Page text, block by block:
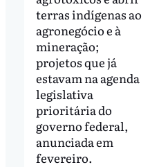
terras indígenas ao
agronegócio e à
mineração;
projetos que já
estavam na agenda
legislativa
prioritária do
governo federal,
anunciada em
fevereiro.